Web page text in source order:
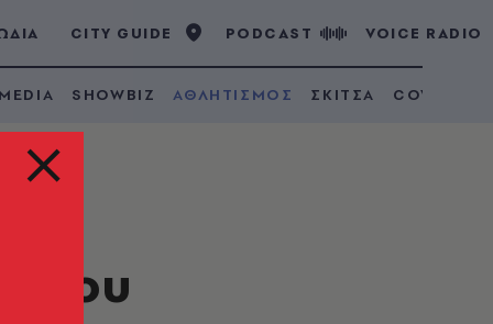
CITY GUIDE PODCAST VOICE RADIO
SHOWBIZ ΑΘΛΗΤΙΣΜΟΣ ΣΚΙΤΣΑ COVID 19
του